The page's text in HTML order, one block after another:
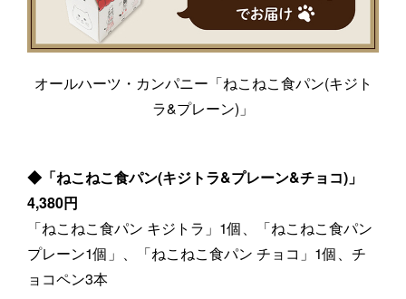
オールハーツ・カンパニー「ねこねこ食パン(キジト
ラ&プレーン)」
◆「ねこねこ食パン(キジトラ&プレーン&チョコ)」
4,380円
「ねこねこ食パン キジトラ」1個、「ねこねこ食パン
プレーン1個」、「ねこねこ食パン チョコ」1個、チ
ョコペン3本